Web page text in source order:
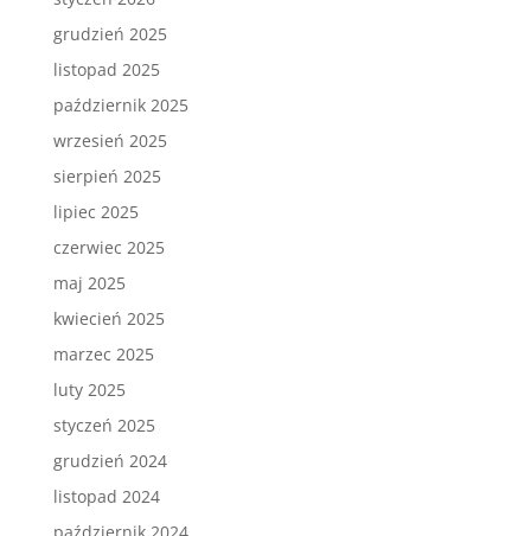
grudzień 2025
listopad 2025
październik 2025
wrzesień 2025
sierpień 2025
lipiec 2025
czerwiec 2025
maj 2025
kwiecień 2025
marzec 2025
luty 2025
styczeń 2025
grudzień 2024
listopad 2024